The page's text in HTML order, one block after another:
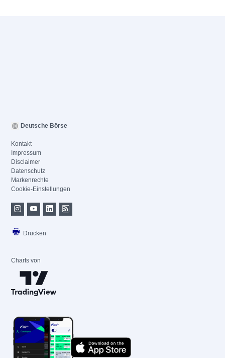
Deutsche Börse
Kontakt
Impressum
Disclaimer
Datenschutz
Markenrechte
Cookie-Einstellungen
Drucken
Charts von